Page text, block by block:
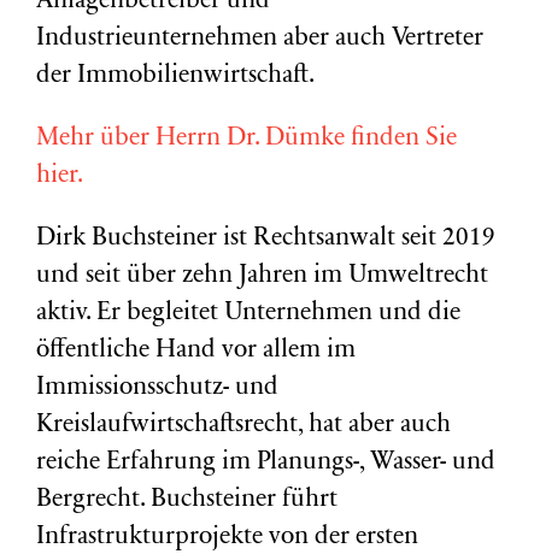
Industrieunternehmen aber auch Vertreter
der Immobilienwirtschaft.
Mehr über Herrn Dr. Dümke finden Sie
hier.
Dirk Buchsteiner ist Rechtsanwalt seit 2019
und seit über zehn Jahren im Umweltrecht
aktiv. Er begleitet Unternehmen und die
öffentliche Hand vor allem im
Immissionsschutz- und
Kreislaufwirtschaftsrecht, hat aber auch
reiche Erfahrung im Planungs-, Wasser- und
Bergrecht. Buchsteiner führt
Infrastrukturprojekte von der ersten